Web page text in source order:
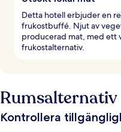
Detta hotell erbjuder en
frukostbuffé. Njut av
producerad mat, med ett
frukostalternativ.
Rumsalternativ
Kontrollera